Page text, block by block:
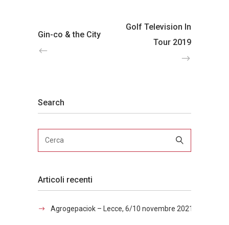
Gin-co & the City
Golf Television In
Tour 2019
Search
Articoli recenti
Agrogepaciok – Lecce, 6/10 novembre 2021